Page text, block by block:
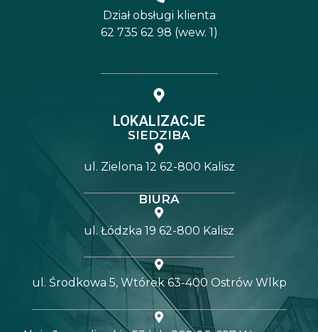
Dział obsługi klienta
62 735 62 98 (wew. 1)
LOKALIZACJE
SIEDZIBA
ul. Zielona 12 62-800 Kalisz
BIURA
ul. Łódzka 19 62-800 Kalisz
ul. Środkowa 5, Wtórek 63-400 Ostrów Wlkp